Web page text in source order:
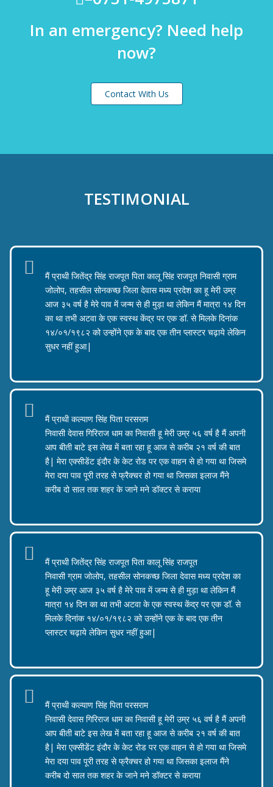
In an emergency? Need help
now?
Contact With Us
TESTIMONIAL
मैं प्राथी जितेंद्र सिंह राजपूत पिता कालू सिंह राजपूत निवासी ग्राम
जोलोप, तहसील सोनकच्छ जिला देवास मध्य प्रदेश का हू मेरी उम्र
आज ३५ वर्ष है मेरे पाव में जन्म से ही मुड़ा था लेकिन मैं मात्रा १४ दिन
का था तभी अटवा के एक स्वस्थ केंद्र पर एक डॉ. से मिलके दिनांक
१४/०१/१९८२ को उन्होंने एक के बाद एक तीन प्लास्टर चढ़ाये लेकिन
सुधर नहीं हुआ|
मैं प्राथी कल्याण सिंह पिता परसराम
निवासी देवास गिरिराज धाम का निवासी हू मेरी उम्र ५६ वर्ष है मैं अपनी
आप बीती बाटे इस लेख में बता रहा हू आज से करीब २१ वर्ष की बात
है| मेरा एक्सीडेंट इंदौर के केट रोड पर एक वाहन से हो गया था जिसमे
मेरा दया पाव पूरी तरह से फ्रैक्चर हो गया था जिसका इलाज मैंने
करीब दो साल तक शहर के जाने मने डॉक्टर से कराया
मैं प्राथी जितेंद्र सिंह राजपूत पिता कालू सिंह राजपूत
निवासी ग्राम जोलोप, तहसील सोनकच्छ जिला देवास मध्य प्रदेश का
हू मेरी उम्र आज ३५ वर्ष है मेरे पाव में जन्म से ही मुड़ा था लेकिन मैं
मात्रा १४ दिन का था तभी अटवा के एक स्वस्थ केंद्र पर एक डॉ. से
मिलके दिनांक १४/०१/१९८२ को उन्होंने एक के बाद एक तीन
प्लास्टर चढ़ाये लेकिन सुधर नहीं हुआ|
मैं प्राथी कल्याण सिंह पिता परसराम
निवासी देवास गिरिराज धाम का निवासी हू मेरी उम्र ५६ वर्ष है मैं अपनी
आप बीती बाटे इस लेख में बता रहा हू आज से करीब २१ वर्ष की बात
है| मेरा एक्सीडेंट इंदौर के केट रोड पर एक वाहन से हो गया था जिसमे
मेरा दया पाव पूरी तरह से फ्रैक्चर हो गया था जिसका इलाज मैंने
करीब दो साल तक शहर के जाने मने डॉक्टर से कराया